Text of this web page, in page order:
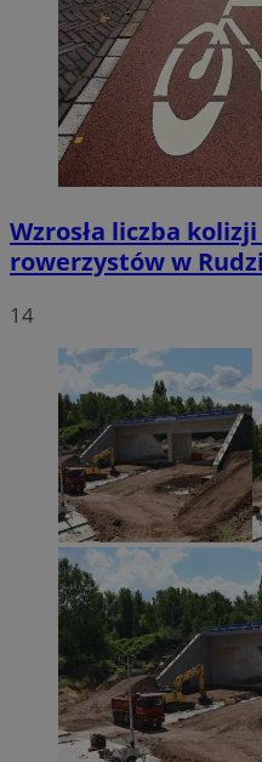
Wzrosła liczba
rowerzystów w
14